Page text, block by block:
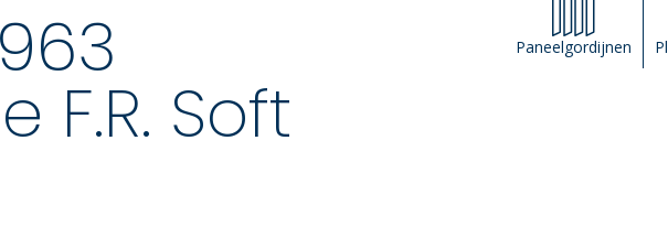
F.R. Soft
Paneelgordijnen